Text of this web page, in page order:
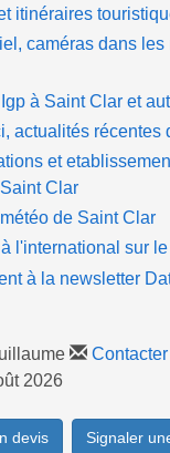
itinéraires
caméras dans les
à Saint Clar et
actualités récentes
et
Clar
de Saint Clar
l'international sur
à la newsletter
Contacter
2026
devis Signaler